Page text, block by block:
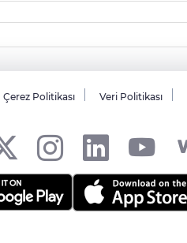
Çerez Politikası Veri Politikası